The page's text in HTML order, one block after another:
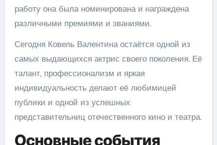
работу она была номинирована и награждена
различными премиями и званиями.
Сегодня Ковель Валентина остаётся одной из
самых выдающихся актрис своего поколения. Её
талант, профессионализм и яркая
индивидуальность делают её любимицей
публики и одной из успешных
представительниц отечественного кино и театра.
Основные события